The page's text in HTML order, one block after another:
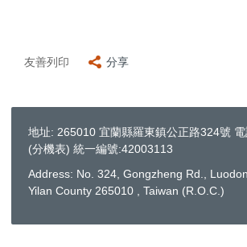
友善列印 分享
地址: 265010 宜蘭縣羅東鎮公正路324號
(分機表) 統一編號:42003113
Address: No. 324, Gongzheng Rd.,
Yilan County 265010 , Taiwan (R.O.C.)